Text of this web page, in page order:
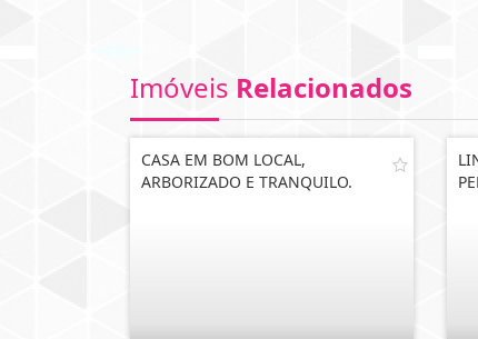
Imóveis Relacionados
CASA EM BOM LOCAL,
ARBORIZADO E TRANQUILO.